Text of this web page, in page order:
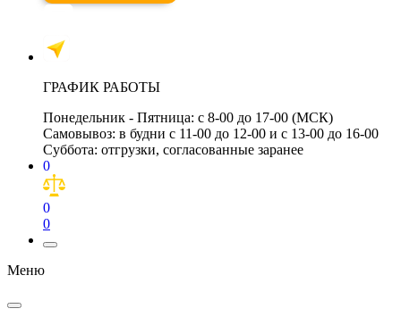
ГРАФИК РАБОТЫ
Понедельник - Пятница: с 8-00 до 17-00 (МСК)
Самовывоз: в будни с 11-00 до 12-00 и с 13-00 до 16-00
Суббота: отгрузки, согласованные заранее
0
0
0
Меню